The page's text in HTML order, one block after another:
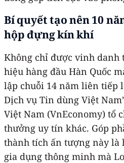
Bí quyết tạo nên 10
hộp đựng kín khí
Không chỉ được vinh
hiệu hàng đầu Hàn Quốc
lập chuỗi 14 năm liên tiếp
Dịch vụ Tin dùng Việt
Việt Nam (VnEconomy) tổ
thưởng uy tín khác. Góp
thành tích ấn tượng này là
gia dụng thông minh mà